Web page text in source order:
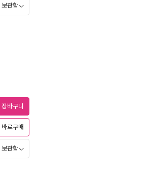
보관함
장바구니
바로구매
보관함